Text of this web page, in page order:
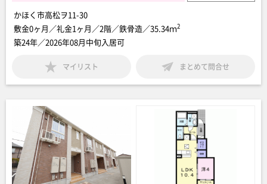
かほく市高松ヲ11-30
敷金0ヶ月／礼金1ヶ月／2階／鉄骨造／35.34ｍ2
築24年／2026年08月中旬入居可
マイリスト まとめて問合せ